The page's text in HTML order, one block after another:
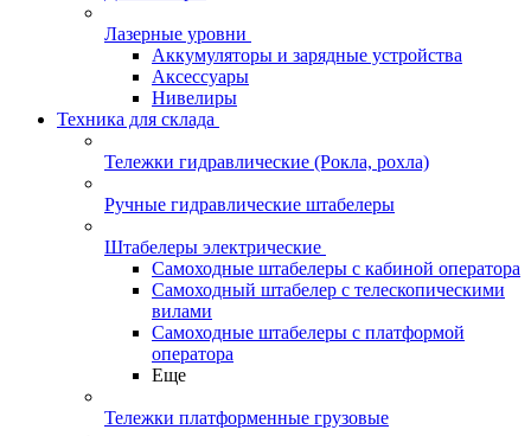
Лазерные уровни
Аккумуляторы и зарядные устройства
Аксессуары
Нивелиры
Техника для склада
Тележки гидравлические (Рокла, рохла)
Ручные гидравлические штабелеры
Штабелеры электрические
Самоходные штабелеры с кабиной оператора
Самоходный штабелер с телескопическими
вилами
Самоходные штабелеры с платформой
оператора
Еще
Тележки платформенные грузовые